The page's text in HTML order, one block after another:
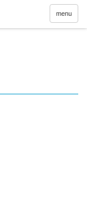
menu